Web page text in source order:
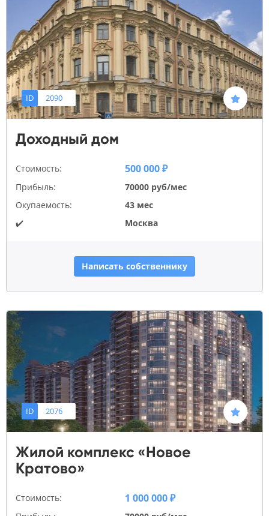
ID 2090
Доходный дом
Стоимость: 500 000 ₽
Прибыль:
70000 руб/мес
Окупаемость:
43 мес
✔️
Москва
Написать собственнику
ID 2076
Жилой комплекс «Новое
Кратово»
Стоимость: 1 000 000 ₽